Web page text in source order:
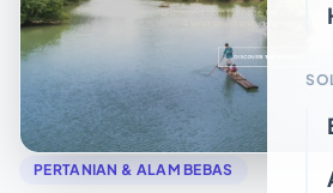
PERTANIAN & ALAM BEBAS